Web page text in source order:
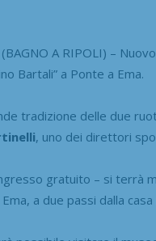
(BAGNO A RIPOLI) –
Bartali” a Ponte a Ema.
tradizione delle due
, uno dei direttori
gratuito – si terrà
a due passi dalla